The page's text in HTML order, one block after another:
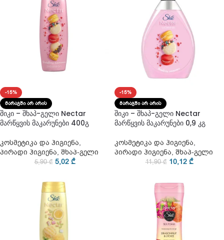
-15%
ᲛᲐᲠᲐᲒᲨᲘ ᲐᲠ ᲐᲠᲘᲡ
შიკი – შხაპ-გელი Nectar
მარწყვის მაკარუნები 400გ
კოსმეტიკა და ჰიგიენა,
პირადი ჰიგიენა, შხაპ-გელი
5,90₾ 5,02 ₾
-15%
ᲛᲐᲠᲐᲒᲨᲘ ᲐᲠ ᲐᲠᲘᲡ
შიკი – შხაპ-გელი Nectar
მარწყვის მაკარუნები 0,9 კგ
კოსმეტიკა და ჰიგიენა,
პირადი ჰიგიენა, შხაპ-გელი
11,90₾ 10,12 ₾